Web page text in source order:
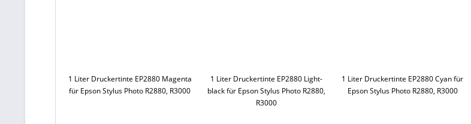
1 Liter Druckertinte EP2880 Magenta
für Epson Stylus Photo R2880, R3000
1 Liter Druckertinte EP2880 Light-
black für Epson Stylus Photo R2880,
R3000
1 Liter Druckertinte EP2880 Cyan für
Epson Stylus Photo R2880, R3000